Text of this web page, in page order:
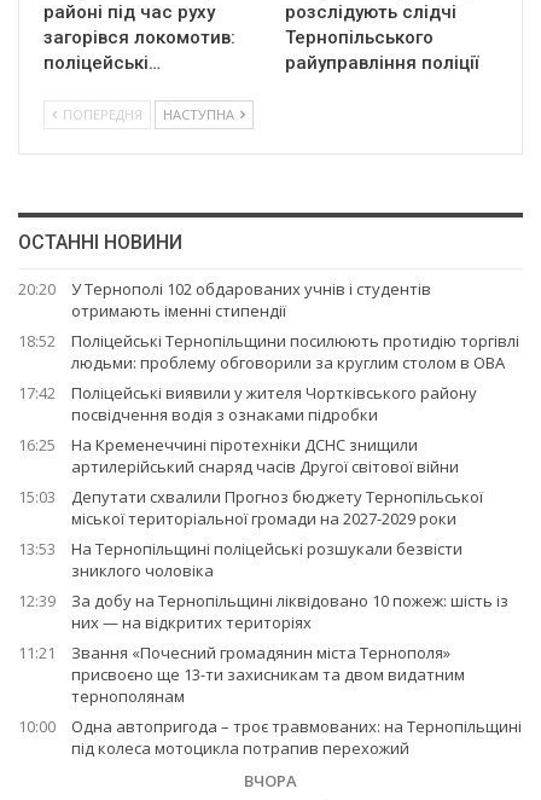
районі під час руху
загорівся локомотив:
поліцейські…
розслідують слідчі
Тернопільського
райуправління поліції
ПОПЕРЕДНЯ НАСТУПНА
ОСТАННІ НОВИНИ
20:20
У Тернополі 102 обдарованих учнів і студентів
отримають іменні стипендії
18:52
Поліцейські Тернопільщини посилюють протидію торгівлі
людьми: проблему обговорили за круглим столом в ОВА
17:42
Поліцейські виявили у жителя Чортківського району
посвідчення водія з ознаками підробки
16:25
На Кременеччині піротехніки ДСНС знищили
артилерійський снаряд часів Другої світової війни
15:03
Депутати схвалили Прогноз бюджету Тернопільської
міської територіальної громади на 2027-2029 роки
13:53
На Тернопільщині поліцейські розшукали безвісти
зниклого чоловіка
12:39
За добу на Тернопільщині ліквідовано 10 пожеж: шість із
них — на відкритих територіях
11:21
Звання «Почесний громадянин міста Тернополя»
присвоєно ще 13-ти захисникам та двом видатним
тернополянам
10:00
Одна автопригода – троє травмованих: на Тернопільщині
під колеса мотоцикла потрапив перехожий
ВЧОРА